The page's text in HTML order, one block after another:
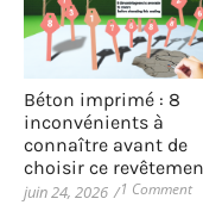
Béton imprimé : 8
inconvénients à
connaître avant de
choisir ce
juin 24, 2026 /1 Comment